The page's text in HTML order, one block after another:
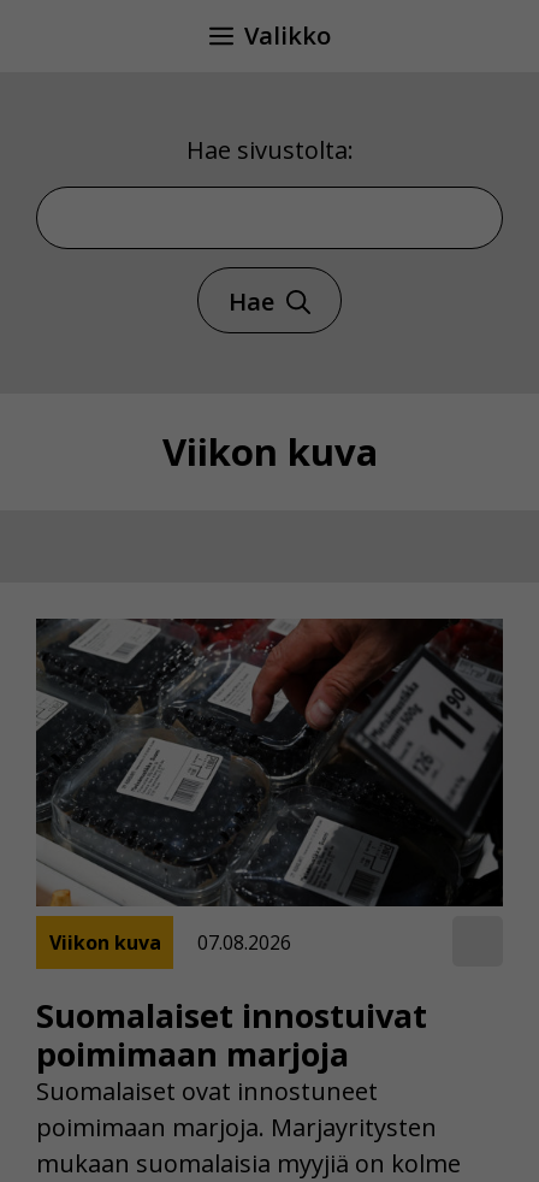
Valikko
Hae sivustolta:
Hae sivustolta
Hae
Viikon kuva
Suomalaiset innostuivat
poimimaan marjoja
Viikon kuva 07.08.2026
Suomalaiset ovat innostuneet
poimimaan marjoja. Marjayritysten
mukaan suomalaisia myyjiä on kolme